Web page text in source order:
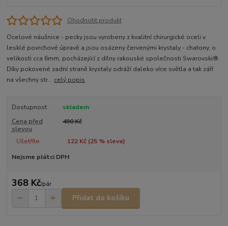
Ohodnotit produkt
Ocelové náušnice - pecky jsou vyrobeny z kvalitní chirurgické oceli v
lesklé povrchové úpravě a jsou osázeny červenými krystaly - chatony, o
velikosti cca 6mm, pocházející z dílny rakouské společnosti Swarovski®.
Díky pokovené zadní straně krystaly odráží daleko více světla a tak září
na všechny str... celý popis
Dostupnost
skladem
Cena před
slevou
490 Kč
Ušetříte 122 Kč (25% sleva)
Nejsme plátci DPH
368 Kč/pár
Přidat do košíku